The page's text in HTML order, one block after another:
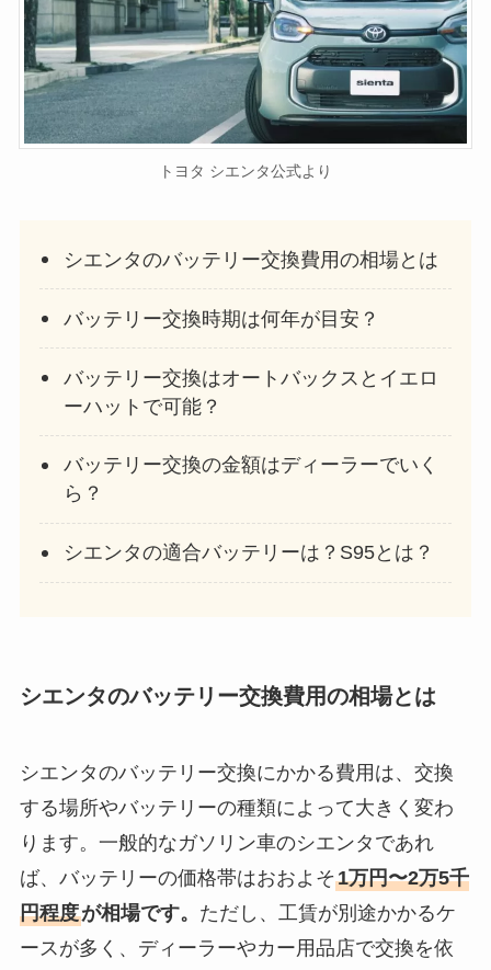
トヨタ シエンタ公式より
シエンタのバッテリー交換費用の相場とは
バッテリー交換時期は何年が目安？
バッテリー交換はオートバックスとイエロ
ーハットで可能？
バッテリー交換の金額はディーラーでいく
ら？
シエンタの適合バッテリーは？S95とは？
シエンタのバッテリー交換費用の相場とは
シエンタのバッテリー交換にかかる費用は、交換
する場所やバッテリーの種類によって大きく変わ
ります。一般的なガソリン車のシエンタであれ
ば、バッテリーの価格帯はおおよそ1万円〜2万5千
円程度が相場です。 ただし、工賃が別途かかるケ
ースが多く、ディーラーやカー用品店で交換を依